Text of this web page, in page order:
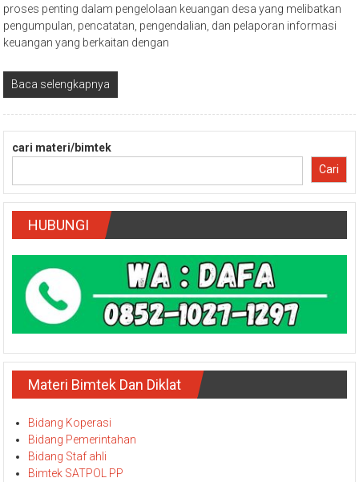
proses penting dalam pengelolaan keuangan desa yang melibatkan
pengumpulan, pencatatan, pengendalian, dan pelaporan informasi
keuangan yang berkaitan dengan
Baca selengkapnya
cari materi/bimtek
Cari
HUBUNGI
Materi Bimtek Dan Diklat
Bidang Koperasi
Bidang Pemerintahan
Bidang Staf ahli
Bimtek SATPOL PP